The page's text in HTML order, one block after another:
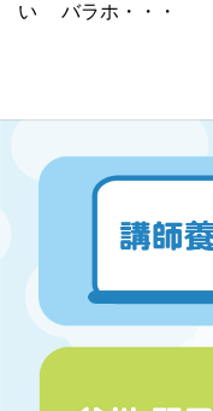
い バラホ・・・